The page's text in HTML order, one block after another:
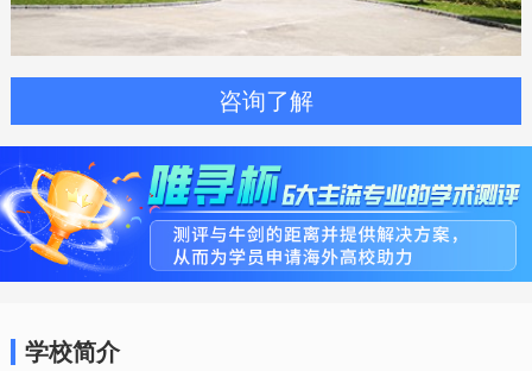
咨询了解
学校简介